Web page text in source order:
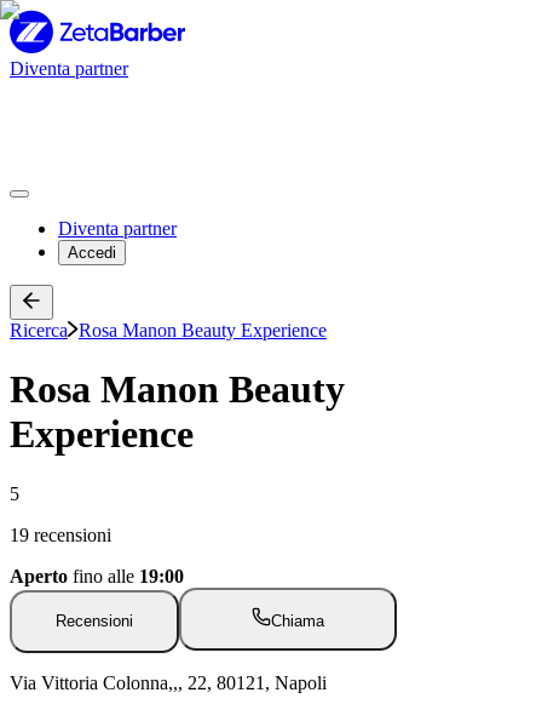
Diventa partner
Diventa partner
Accedi
Ricerca Rosa Manon Beauty Experience
Rosa Manon Beauty
Experience
5
19 recensioni
Aperto fino alle 19:00
Recensioni Chiama
Via Vittoria Colonna,,, 22, 80121, Napoli